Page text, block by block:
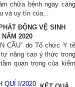
chữa bệnh ngày càng
và uy tín của...
ĐỘNG VỆ SINH
NĂM 2020
CẦU” do Tổ chức Y tế
nâng cao ý thức trong
quan trọng của kiểm